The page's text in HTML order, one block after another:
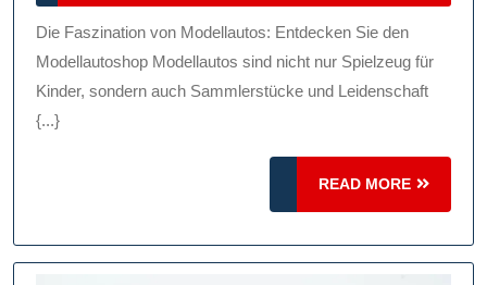
Welt
Des
Modellautoshops
2026
Die Faszination von Modellautos: Entdecken Sie den
Modellautoshop Modellautos sind nicht nur Spielzeug für
Kinder, sondern auch Sammlerstücke und Leidenschaft
{...}
READ MORE
READ
MORE